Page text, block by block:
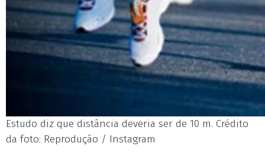
Estudo diz que distância deveria ser de 10 m. Crédito
da foto: Reprodução / Instagram